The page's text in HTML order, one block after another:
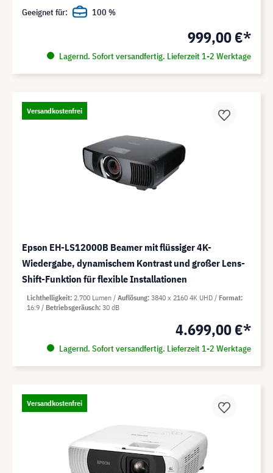
999,00 €*
Lagernd. Sofort versandfertig. Lieferzeit 1-2 Werktage
Geeignet für: 100 %
Versandkostenfrei
Epson EH-LS12000B Beamer mit flüssiger 4K-
Wiedergabe, dynamischem Kontrast und großer Lens-
Shift-Funktion für flexible Installationen
4.699,00 €*
Lagernd. Sofort versandfertig. Lieferzeit 1-2 Werktage
Lichthelligkeit 2.700 Lumen Auflösung 3840 x 2160 4K UHD
Format
16:9
Betriebsgeräusch 30 dB
Versandkostenfrei